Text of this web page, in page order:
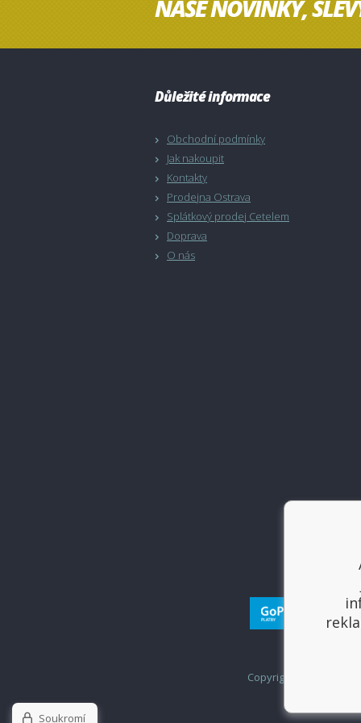
NAŠE NOVINKY,
Důležité informace
Obchodní podmínky
Jak nakoupit
Kontakty
Prodejna Ostrava
Splátkový prodej Cetelem
Doprava
O nás
Copyright © 2017
Soukromí